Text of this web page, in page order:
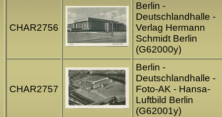
CHAR2756
Berlin -
Deutschlandhalle -
Verlag Hermann
Schmidt Berlin
(G62000y)
CHAR2757
Berlin -
Deutschlandhalle -
Foto-AK - Hansa-
Luftbild Berlin
(G62001y)